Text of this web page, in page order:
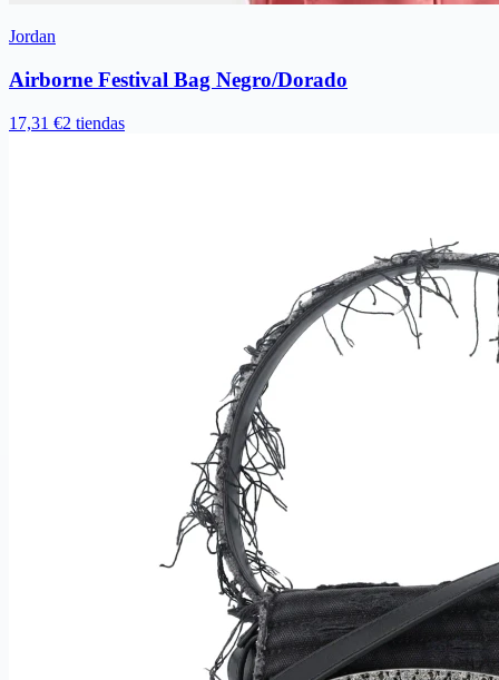
Jordan
Airborne Festival Bag Negro/Dorado
17,31 €2 tiendas